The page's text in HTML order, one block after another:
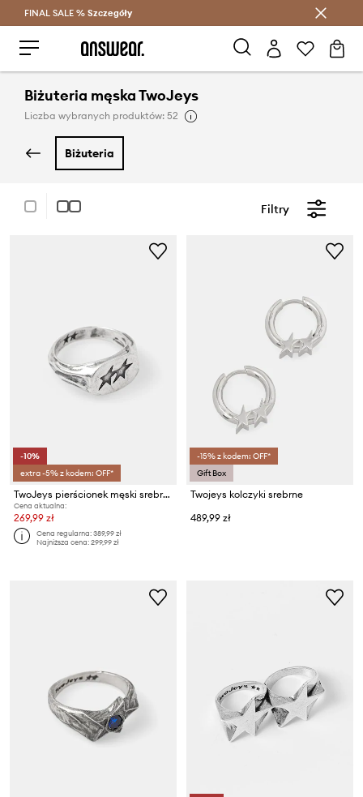
Oszczędzaj z Answear Club >
FINAL SALE % Szczegóły
Biżuteria męska TwoJeys
Liczba wybranych produktów: 52
biżuteria
Filtry
-10%
extra -5% z kodem: OFF*
TwoJeys pierścionek męski srebrny
Cena aktualna:
269,99 zł
Cena regularna:389,99 zł
Najniższa cena:299,99 zł
-15% z kodem: OFF*
Gift Box
Twojeys kolczyki srebrne
489,99 zł